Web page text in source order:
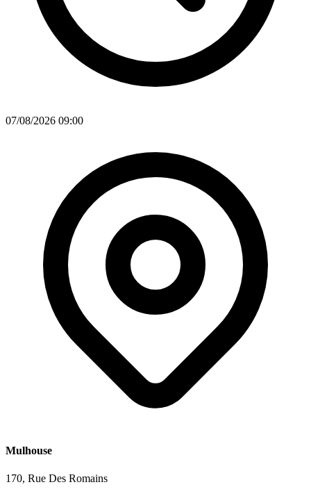
07/08/2026 09:00
Mulhouse
170, Rue Des Romains